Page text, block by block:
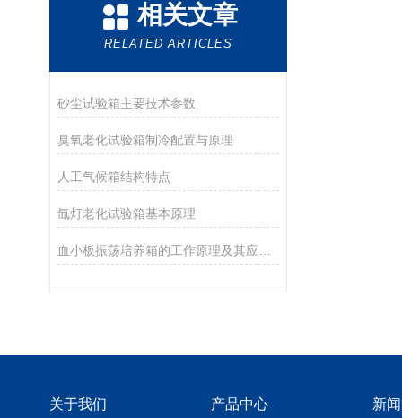
相关文章
RELATED ARTICLES
砂尘试验箱主要技术参数
臭氧老化试验箱制冷配置与原理
人工气候箱结构特点
氙灯老化试验箱基本原理
关于我们 产品中心 新